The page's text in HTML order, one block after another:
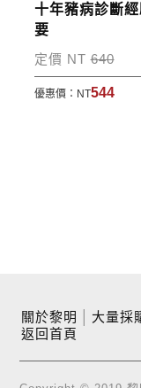
十年豬病診斷
要
定價 NT640
優惠價： NT544
關於黎明 大量採
返回首頁